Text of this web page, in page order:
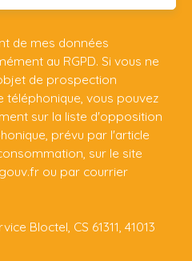
de mes données
au RGPD. Si vous ne
de prospection
téléphonique, vous pouvez
sur la liste d'opposition
prévu par l'article
sur le site
ou par courrier
Bloctel, CS 61311, 41013